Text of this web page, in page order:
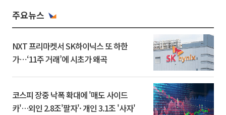
주요뉴스
NXT 프리마켓서 SK하이닉스 또 하한
가⋯‘11주 거래’에 시초가 왜곡
코스피 장중 낙폭 확대에 '매도 사이드
카'…외인 2.8조'팔자'· 개인 3.1조 '사자'